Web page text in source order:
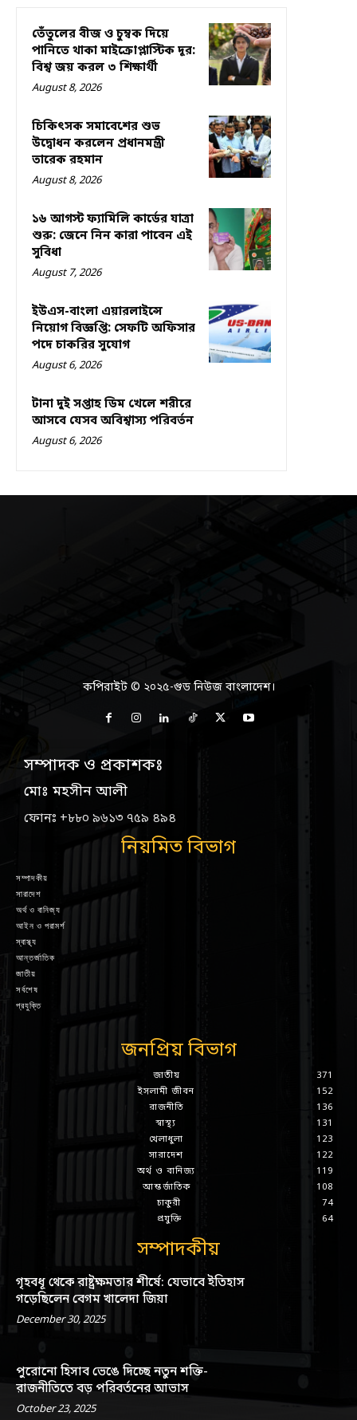
তেঁতুলের বীজ ও চুম্বক দিয়ে
পানিতে থাকা মাইক্রোপ্লাস্টিক দূর:
বিশ্ব জয় করল ৩ শিক্ষার্থী
August 8, 2026
চিকিৎসক সমাবেশের শুভ
উদ্বোধন করলেন প্রধানমন্ত্রী
তারেক রহমান
August 8, 2026
১৬ আগস্ট ফ্যামিলি কার্ডের যাত্রা
শুরু: জেনে নিন কারা পাবেন এই
সুবিধা
August 7, 2026
ইউএস-বাংলা এয়ারলাইন্সে
নিয়োগ বিজ্ঞপ্তি: সেফটি অফিসার
পদে চাকরির সুযোগ
August 6, 2026
টানা দুই সপ্তাহ ডিম খেলে শরীরে
আসবে যেসব অবিশ্বাস্য পরিবর্তন
August 6, 2026
কপিরাইট © ২০২৫-গুড নিউজ বাংলাদেশ।
সম্পাদক ও প্রকাশকঃ
মোঃ মহসীন আলী
ফোনঃ +৮৮০ ৯৬১৩ ৭৫৯ ৪৯৪
নিয়মিত বিভাগ
সম্পাদকীয়
সারাদেশ
অর্থ ও বানিজ্য
আইন ও পরামর্শ
স্বাস্থ্য
আন্তর্জাতিক
জাতীয়
সর্বশেষ
প্রযুক্তি
জনপ্রিয় বিভাগ
জাতীয়
371
ইসলামী জীবন
152
রাজনীতি
136
স্বাস্থ্য
131
খেলাধুলা
123
সারাদেশ
122
অর্থ ও বানিজ্য
119
আন্তর্জাতিক
108
চাকুরী
74
প্রযুক্তি
64
সম্পাদকীয়
গৃহবধূ থেকে রাষ্ট্রক্ষমতার শীর্ষে: যেভাবে ইতিহাস
গড়েছিলেন বেগম খালেদা জিয়া
December 30, 2025
পুরোনো হিসাব ভেঙে দিচ্ছে নতুন শক্তি-
রাজনীতিতে বড় পরিবর্তনের আভাস
October 23, 2025